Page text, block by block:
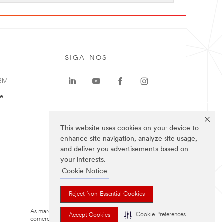
This website uses cookies on your device to
enhance site navigation, analyze site usage,
and deliver you advertisements based on
your interests.
Cookie Notice
Reject Non-Essential Cookies
Accept Cookies Cookie Preferences
SIGA-NOS
As marcas listadas a cima são marcas
comerciais da 3M.